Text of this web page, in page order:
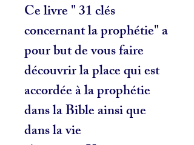
Ce livre " 31 clés
concernant la prophétie" a
pour but de vous faire
découvrir la place qui est
accordée à la prophétie
dans la Bible ainsi que
dans la vie